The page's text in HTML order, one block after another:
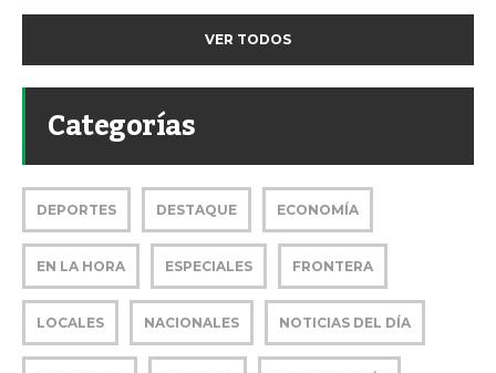
VER TODOS
Categorías
DEPORTES DESTAQUE ECONOMÍA
EN LA HORA ESPECIALES FRONTERA
LOCALES NACIONALES NOTICIAS DEL DÍA